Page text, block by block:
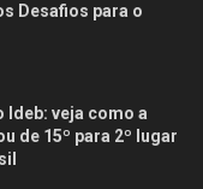
Desafios para o
Ideb: veja como a
de 15º para 2º lugar